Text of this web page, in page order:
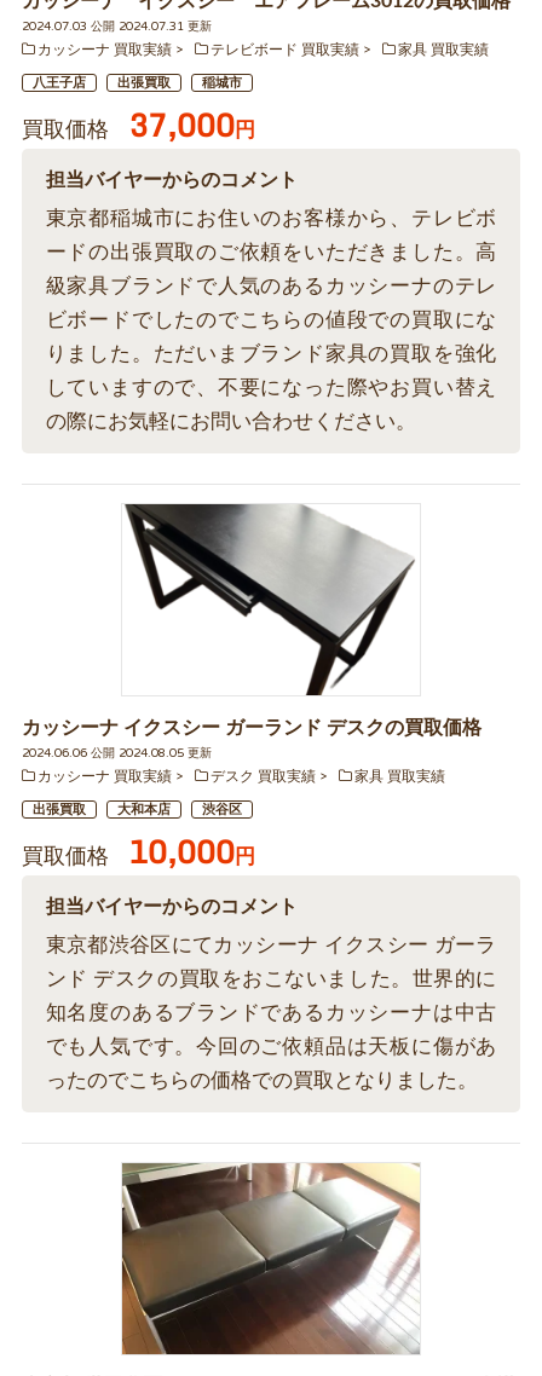
2024.07.03 公開 2024.07.31 更新
カッシーナ 買取実績
テレビボード 買取実績 家具 買取実績
八王子店 出張買取 稲城市
買取価格 37,000円
担当バイヤーからのコメント
東京都稲城市にお住いのお客様から、テレビボ
ードの出張買取のご依頼をいただきました。高
級家具ブランドで人気のあるカッシーナのテレ
ビボードでしたのでこちらの値段での買取にな
りました。ただいまブランド家具の買取を強化
していますので、不要になった際やお買い替え
の際にお気軽にお問い合わせください。
カッシーナ イクスシー ガーランド デスクの買取価格
2024.06.06 公開 2024.08.05 更新
カッシーナ 買取実績
デスク 買取実績 家具 買取実績
出張買取 大和本店 渋谷区
買取価格 10,000円
担当バイヤーからのコメント
東京都渋谷区にてカッシーナ イクスシー ガーラ
ンド デスクの買取をおこないました。世界的に
知名度のあるブランドであるカッシーナは中古
でも人気です。今回のご依頼品は天板に傷があ
ったのでこちらの価格での買取となりました。